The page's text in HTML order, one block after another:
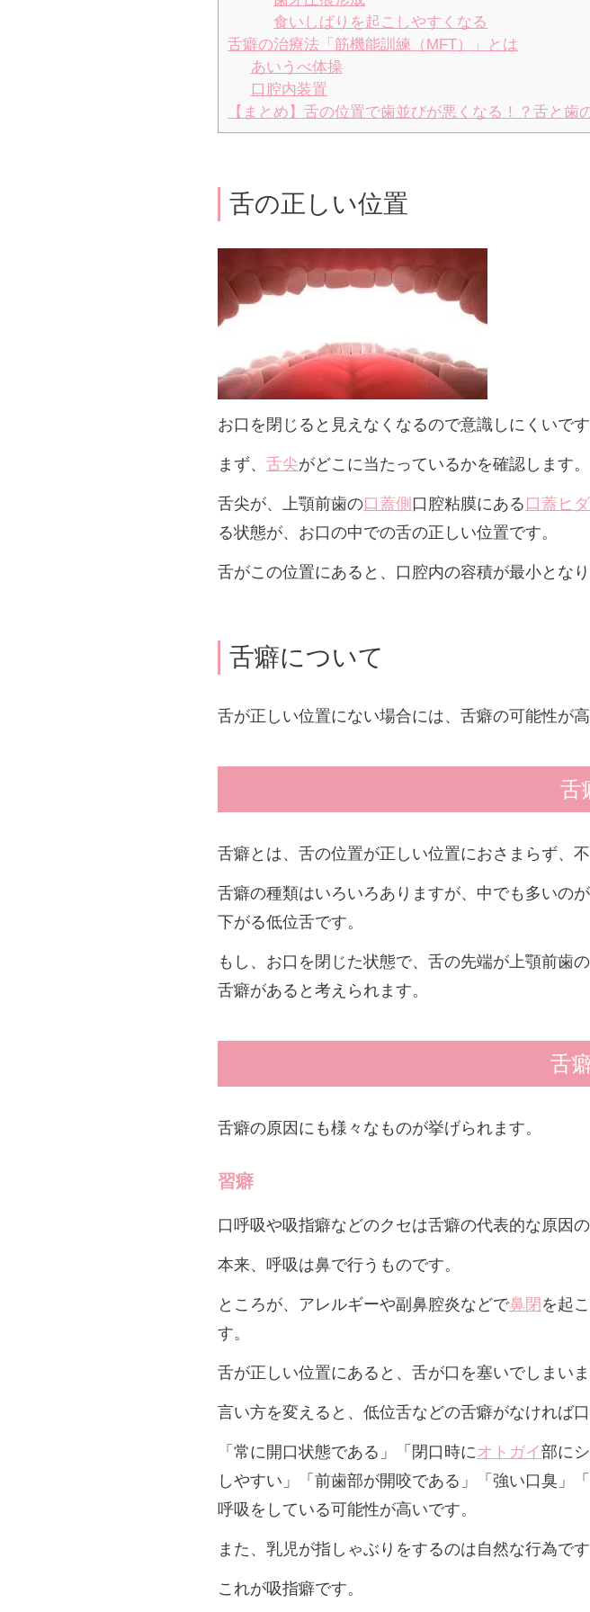
食いしばりを起こしやすくなる
舌癖の治療法「筋機能訓練（MFT）」とは
あいうべ体操
口腔内装置
【まとめ】舌の位置で歯並びが悪くなる！？舌と歯
舌の正しい位置
お口を閉じると見えなくなるので意識しにくいで
まず、 舌尖がどこに当たっているかを確認します。
舌尖が、上顎前歯の口蓋側 口腔粘膜にある 口蓋ヒダ
る状態が、お口の中での舌の正しい位置です。
舌がこの位置にあると、口腔内の容積が最小とな
舌癖について
舌が正しい位置にない場合には、舌癖の可能性が高
舌
舌癖とは、舌の位置が正しい位置におさまらず、
舌癖の種類はいろいろありますが、中でも多いの
下がる低位舌です。
もし、お口を閉じた状態で、舌の先端が上顎前歯
舌癖があると考えられます。
舌
舌癖の原因にも様々なものが挙げられます。
習癖
口呼吸や吸指癖などのクセは舌癖の代表的な原因の
本来、呼吸は鼻で行うものです。
ところが、アレルギーや副鼻腔炎などで鼻閉 を起
す。
舌が正しい位置にあると、舌が口を塞いでしまい
言い方を変えると、低位舌などの舌癖がなければ
「常に開口状態である」「閉口時にオトガイ部に
しやすい」「前歯部が開咬である」「強い口臭」
呼吸をしている可能性が高いです。
また、乳児が指しゃぶりをするのは自然な行為で
これが吸指癖です。